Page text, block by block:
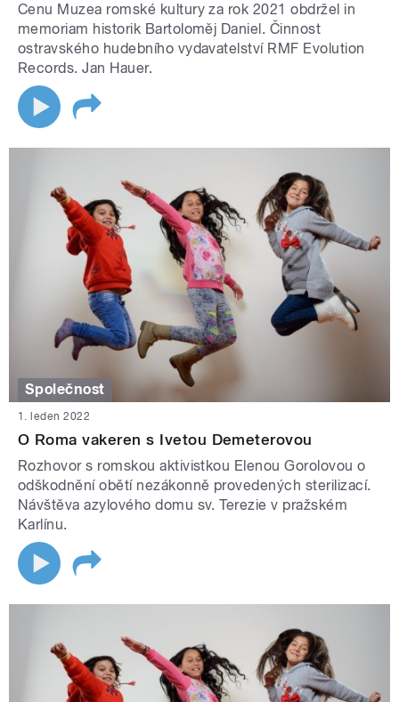
Cenu Muzea romské kultury za rok 2021 obdržel in
memoriam historik Bartoloměj Daniel. Činnost
ostravského hudebního vydavatelství RMF Evolution
Records. Jan Hauer.
Společnost
1. leden 2022
O Roma vakeren s Ivetou Demeterovou
Rozhovor s romskou aktivistkou Elenou Gorolovou o
odškodnění obětí nezákonně provedených sterilizací.
Návštěva azylového domu sv. Terezie v pražském
Karlínu.